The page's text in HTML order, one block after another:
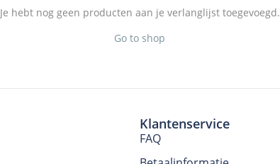
Je hebt nog geen producten aan je verlanglijst toegevoegd.
Go to shop
Klantenservice
FAQ